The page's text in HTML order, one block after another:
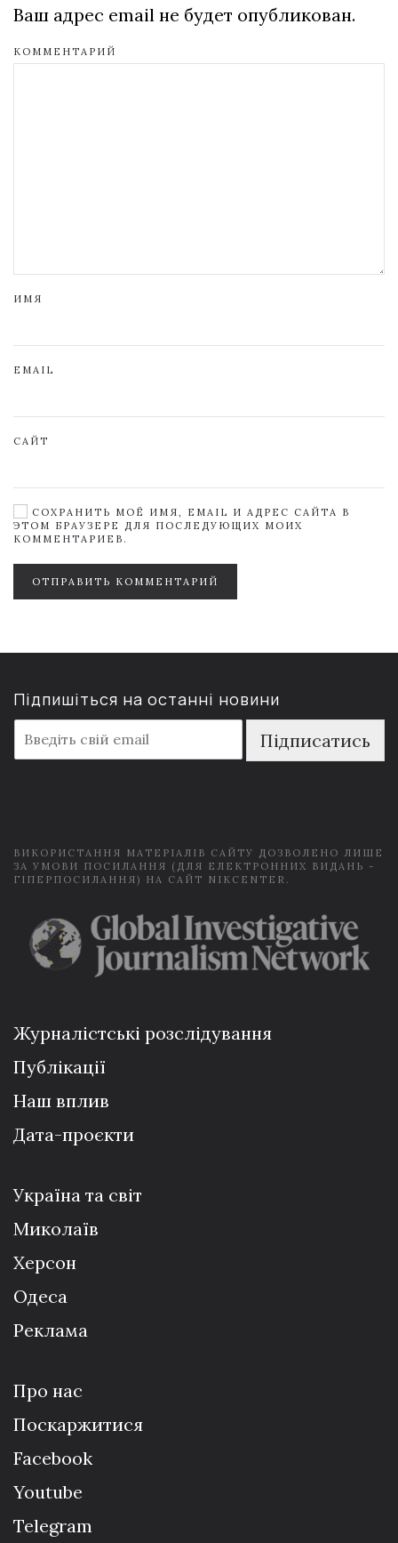
Ваш адрес email не будет опубликован.
КОММЕНТАРИЙ
ИМЯ
EMAIL
САЙТ
СОХРАНИТЬ МОЁ ИМЯ, EMAIL И АДРЕС САЙТА В
ЭТОМ БРАУЗЕРЕ ДЛЯ ПОСЛЕДУЮЩИХ МОИХ
КОММЕНТАРИЕВ.
ОТПРАВИТЬ КОММЕНТАРИЙ
Підпишіться на останні новини
m
a
Підписатись
ВИКОРИСТАННЯ МАТЕРІАЛІВ САЙТУ ДОЗВОЛЕНО ЛИШЕ
ЗА УМОВИ ПОСИЛАННЯ (ДЛЯ ЕЛЕКТРОННИХ ВИДАНЬ -
ГІПЕРПОСИЛАННЯ) НА САЙТ NIKCENTER.
Журналістські розслідування
Публікації
Наш вплив
Дата-проєкти
Україна та світ
Миколаїв
Херсон
Одеса
Реклама
Про нас
Поскаржитися
Facebook
Youtube
Telegram